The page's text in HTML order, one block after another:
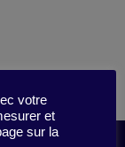
votre
et
sur la